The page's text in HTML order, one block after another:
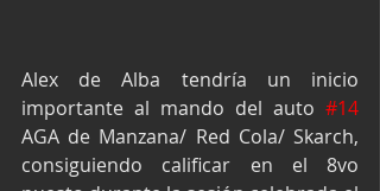
Alex de Alba tendría un inicio
importante al mando del auto #14
AGA de Manzana/ Red Cola/ Skarch,
consiguiendo calificar en el 8vo